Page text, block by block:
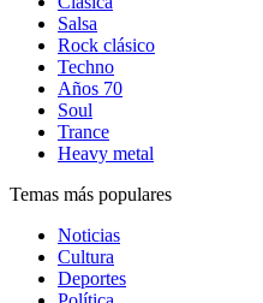
Salsa
Rock clásico
Techno
Años 70
Soul
Trance
Heavy metal
Temas más populares
Noticias
Cultura
Deportes